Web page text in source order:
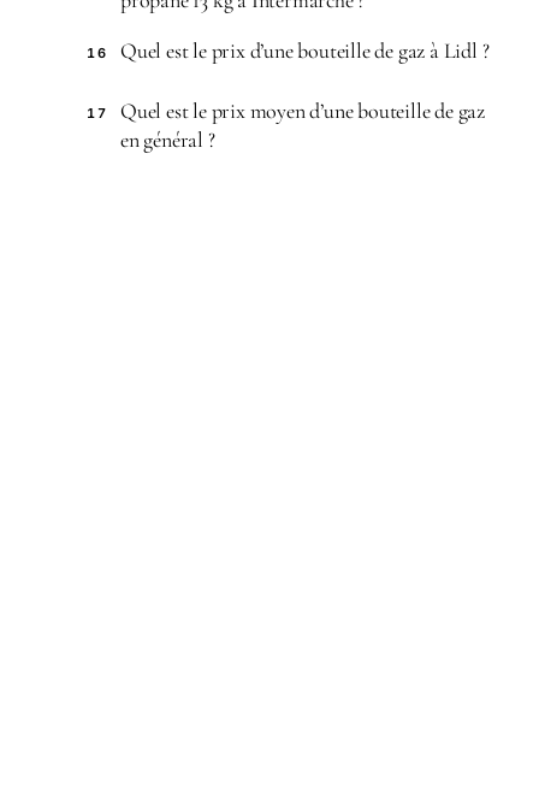
16 Quel est le prix d’une bouteille de gaz à Lidl ?
17
Quel est le prix moyen d’une bouteille de gaz
en général ?